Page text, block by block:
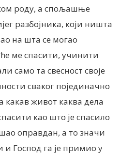
роду, а спољашње
разбојника, који ништа
на шта се могао
ме спасити, учинити
само та свесност своје
сваког појединачно
какав живот каква дела
као што је спасило
оправдан, а то значи
и Господ га је примио у